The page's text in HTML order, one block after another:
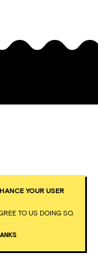
YOUR USER
TO US DOING SO.